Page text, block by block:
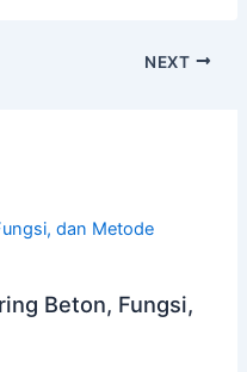
NEXT
Beton, Fungsi,